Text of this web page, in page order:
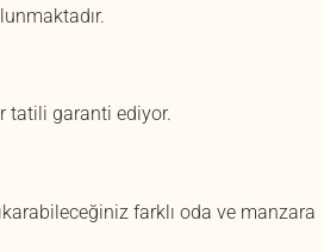
tatili garanti ediyor.
farklı oda ve manzara